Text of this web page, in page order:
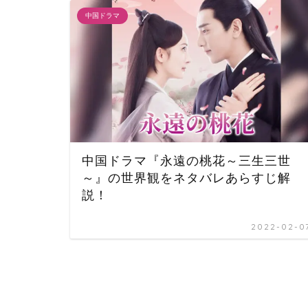
中国ドラマ
中国ドラマ『永遠の桃花～三生三世
～』の世界観をネタバレあらすじ解
説！
2022-02-